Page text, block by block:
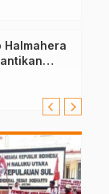
Halmahera
Kwarcab